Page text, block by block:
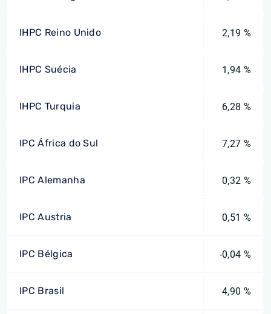
IHPC Reino Unido 2,19 %
IHPC Suécia 1,94 %
IHPC Turquia 6,28 %
IPC África do Sul 7,27 %
IPC Alemanha 0,32 %
IPC Austria 0,51 %
IPC Bélgica -0,04 %
IPC Brasil 4,90 %